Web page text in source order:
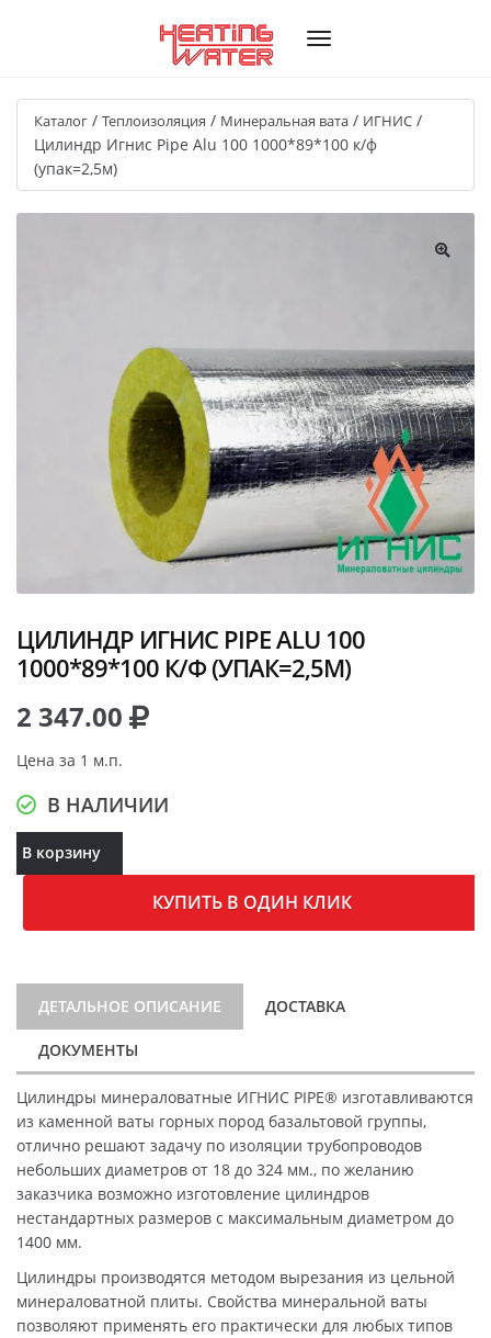
Каталог / Теплоизоляция / Минеральная вата / ИГНИС /
Цилиндр Игнис Pipe Alu 100 1000*89*100 к/ф
(упак=2,5м)
ЦИЛИНДР ИГНИС PIPE ALU 100
1000*89*100 К/Ф (УПАК=2,5М)
2 347.00
Цена за 1 м.п.
В НАЛИЧИИ
В корзину
КУПИТЬ В ОДИН КЛИК
ДЕТАЛЬНОЕ ОПИСАНИЕ ДОСТАВКА
ДОКУМЕНТЫ
Цилиндры минераловатные ИГНИС PIPE® изготавливаются
из каменной ваты горных пород базальтовой группы,
отлично решают задачу по изоляции трубопроводов
небольших диаметров от 18 до 324 мм., по желанию
заказчика возможно изготовление цилиндров
нестандартных размеров с максимальным диаметром до
1400 мм.
Цилиндры производятся методом вырезания из цельной
минераловатной плиты. Свойства минеральной ваты
позволяют применять его практически для любых типов